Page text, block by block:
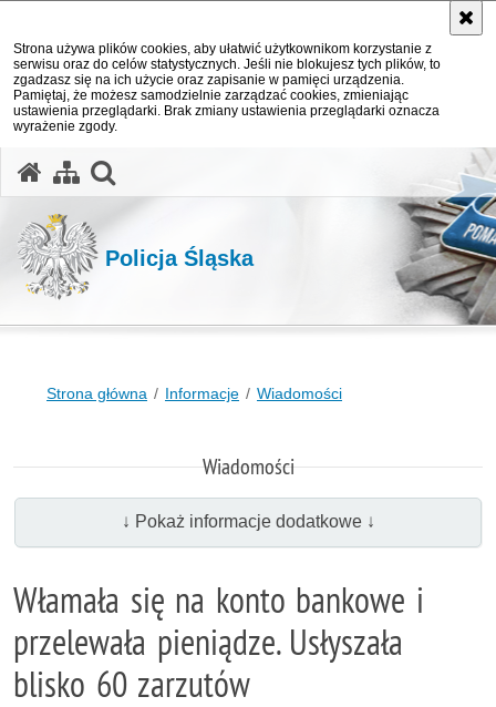
Strona używa plików cookies, aby ułatwić użytkownikom korzystanie z
serwisu oraz do celów statystycznych. Jeśli nie blokujesz tych plików, to
zgadzasz się na ich użycie oraz zapisanie w pamięci urządzenia.
Pamiętaj, że możesz samodzielnie zarządzać cookies, zmieniając
ustawienia przeglądarki. Brak zmiany ustawienia przeglądarki oznacza
wyrażenie zgody.
Policja Śląska
Strona główna Informacje Wiadomości
Wiadomości
↓ Pokaż informacje dodatkowe ↓
Włamała się na konto bankowe i
przelewała pieniądze. Usłyszała
blisko 60 zarzutów